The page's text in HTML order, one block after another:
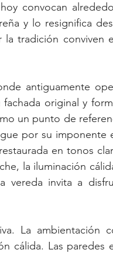
convocan
y lo resignifica
tradición conviven
antiguamente
original y
un punto de
por su imponente
en tonos
la iluminación
vereda invita a
La ambientación
cálida. Las paredes